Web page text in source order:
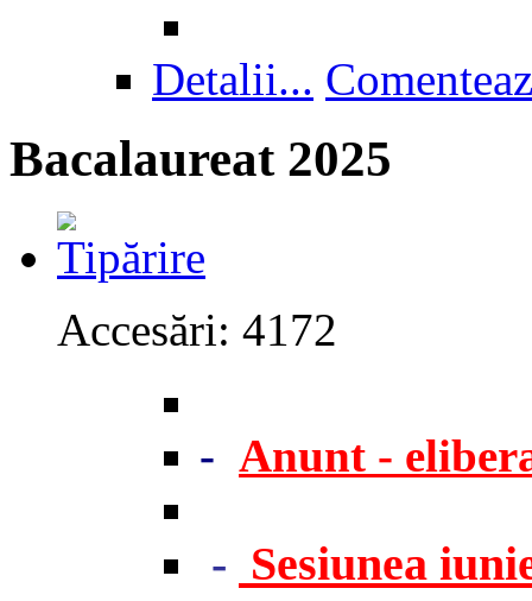
Detalii...
Bacalaureat 2025
Accesări: 4172
- Anunt -
- Sesiunea